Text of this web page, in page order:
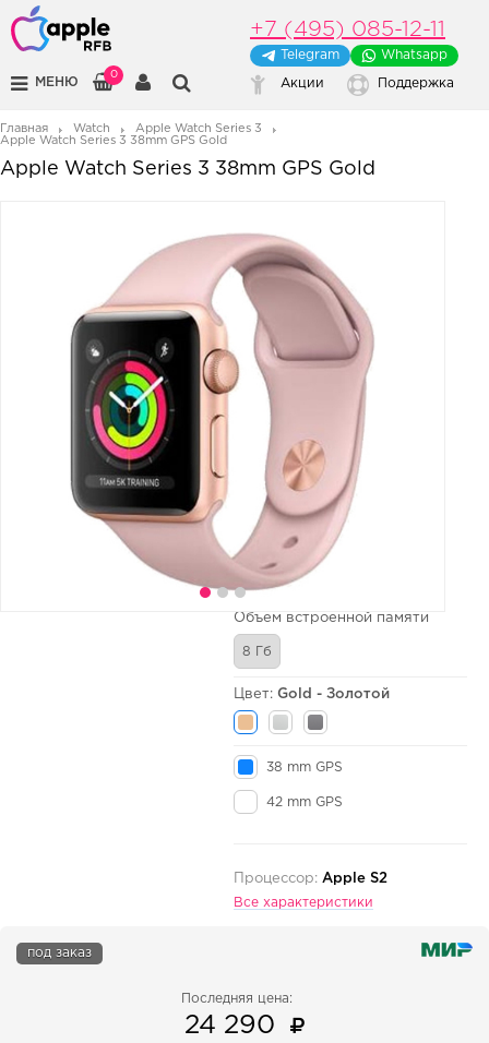
МЕНЮ
0
+7 (495) 085-12-11
Telegram Whatsapp
Акции Поддержка
Главная Watch
Apple Watch Series 3
Apple Watch Series 3 38mm GPS Gold
Apple Watch Series 3 38mm GPS Gold
Объем встроенной памяти
8 Гб
Цвет: Gold - Золотой
38 mm GPS
42 mm GPS
Процессор: Apple S2
Все характеристики
под заказ
Последняя цена:
24 290